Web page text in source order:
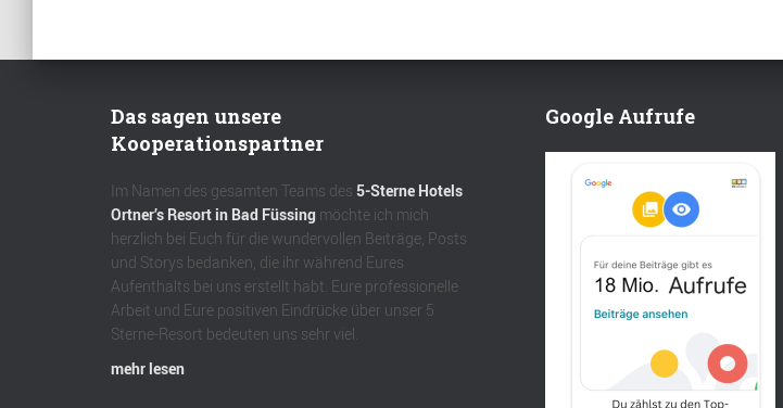
Das sagen unsere
Kooperationspartner
Im Namen des gesamten Teams des 5-Sterne Hotels
Ortner’s Resort in Bad Füssing möchte ich mich
herzlich bei Euch für die wundervollen Beiträge, Posts
und Storys bedanken, die ihr während Eures
Aufenthalts bei uns erstellt habt. Eure professionelle
Arbeit und Eure positiven Eindrücke über unser 5
Sterne-Resort bedeuten uns sehr viel.
mehr lesen
Google Aufrufe